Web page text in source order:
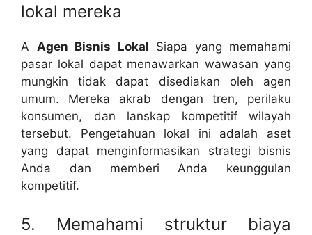
lokal mereka
A Agen Bisnis Lokal Siapa yang memahami
pasar lokal dapat menawarkan wawasan yang
mungkin tidak dapat disediakan oleh agen
umum. Mereka akrab dengan tren, perilaku
konsumen, dan lanskap kompetitif wilayah
tersebut. Pengetahuan lokal ini adalah aset
yang dapat menginformasikan strategi bisnis
Anda dan memberi Anda keunggulan
kompetitif.
5. Memahami struktur biaya